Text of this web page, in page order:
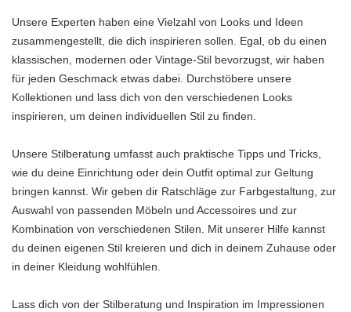
Unsere Experten haben eine Vielzahl von Looks und Ideen
zusammengestellt, die dich inspirieren sollen. Egal, ob du einen
klassischen, modernen oder Vintage-Stil bevorzugst, wir haben
für jeden Geschmack etwas dabei. Durchstöbere unsere
Kollektionen und lass dich von den verschiedenen Looks
inspirieren, um deinen individuellen Stil zu finden.
Unsere Stilberatung umfasst auch praktische Tipps und Tricks,
wie du deine Einrichtung oder dein Outfit optimal zur Geltung
bringen kannst. Wir geben dir Ratschläge zur Farbgestaltung, zur
Auswahl von passenden Möbeln und Accessoires und zur
Kombination von verschiedenen Stilen. Mit unserer Hilfe kannst
du deinen eigenen Stil kreieren und dich in deinem Zuhause oder
in deiner Kleidung wohlfühlen.
Lass dich von der Stilberatung und Inspiration im Impressionen